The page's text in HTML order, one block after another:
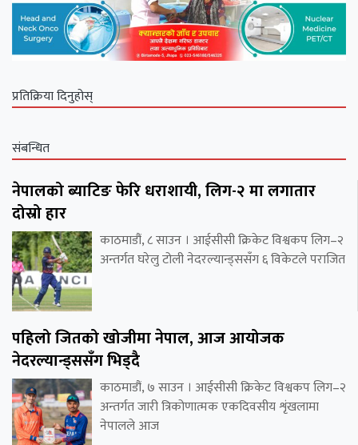
प्रतिक्रिया दिनुहोस्
संबन्धित
नेपालको ब्याटिङ फेरि धराशायी, लिग-२ मा लगातार
दोस्रो हार
काठमाडौं, ८ साउन । आईसीसी क्रिकेट विश्वकप लिग–२
अन्तर्गत घरेलु टोली नेदरल्यान्ड्ससँग ६ विकेटले पराजित
पहिलो जितको खोजीमा नेपाल, आज आयोजक
नेदरल्यान्ड्ससँग भिड्दै
काठमाडौं, ७ साउन । आईसीसी क्रिकेट विश्वकप लिग–२
अन्तर्गत जारी त्रिकोणात्मक एकदिवसीय शृंखलामा
नेपालले आज